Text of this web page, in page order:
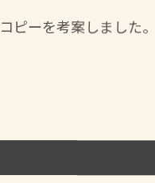
ピーを考案しました。